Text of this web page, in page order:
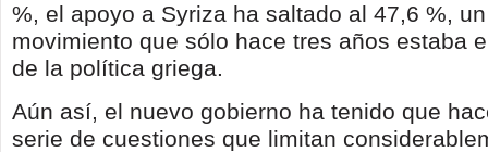
%, el apoyo a Syriza ha saltado al 47,6 %,
movimiento que sólo hace tres años estaba
de la política griega.
Aún así, el nuevo gobierno ha tenido que
serie de cuestiones que limitan